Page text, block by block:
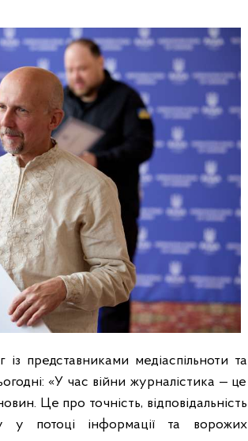
представниками медіаспільноти та
«У час війни журналістика — це
Це про точність, відповідальність
у потоці інформації та ворожих